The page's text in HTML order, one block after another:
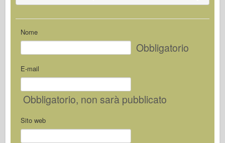
Nome
Obbligatorio
E-mail
Obbligatorio, non sarà pubblicato
Sito web